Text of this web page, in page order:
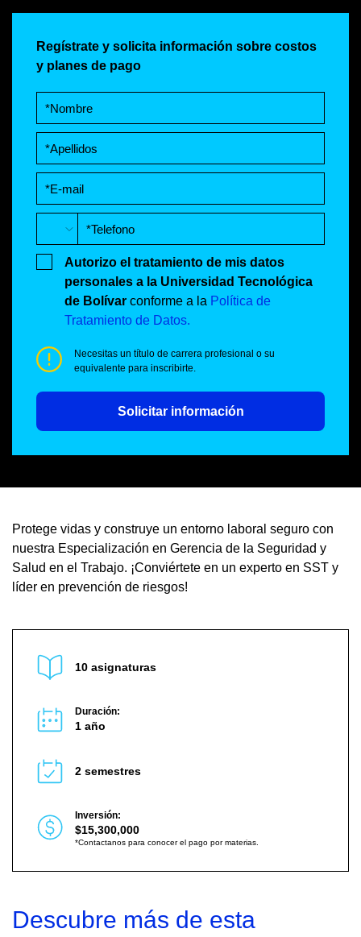
Regístrate y solicita información sobre costos
y planes de pago
Autorizo el tratamiento de mis datos
personales a la Universidad Tecnológica
de Bolívar conforme a la Política de
Tratamiento de Datos.
Necesitas un título de carrera profesional o su
equivalente para inscribirte.
Solicitar información
Protege vidas y construye un entorno laboral seguro con
nuestra Especialización en Gerencia de la Seguridad y
Salud en el Trabajo. ¡Conviértete en un experto en SST y
líder en prevención de riesgos!
10 asignaturas
Duración:
1 año
2 semestres
Inversión:
$15,300,000
*Contactanos para conocer el pago por materias.
Descubre más de esta